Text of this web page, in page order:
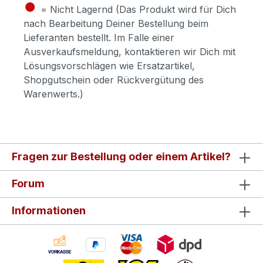
= Nicht Lagernd (Das Produkt wird für Dich
nach Bearbeitung Deiner Bestellung beim
Lieferanten bestellt. Im Falle einer
Ausverkaufsmeldung, kontaktieren wir Dich mit
Lösungsvorschlägen wie Ersatzartikel,
Shopgutschein oder Rückvergütung des
Warenwerts.)
Fragen zur Bestellung oder einem Artikel?
Forum
Informationen